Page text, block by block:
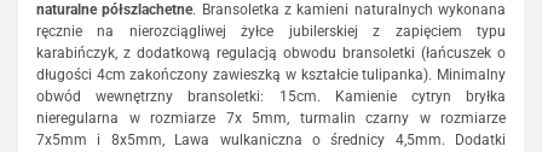
naturalne półszlachetne. Bransoletka z kamieni naturalnych wykonana
ręcznie na nierozciągliwej żyłce jubilerskiej z zapięciem typu
karabińczyk, z dodatkową regulacją obwodu bransoletki (łańcuszek o
długości 4cm zakończony zawieszką w kształcie tulipanka). Minimalny
obwód wewnętrzny bransoletki: 15cm. Kamienie cytryn bryłka
nieregularna w rozmiarze 7x 5mm, turmalin czarny w rozmiarze
7x5mm i 8x5mm, Lawa wulkaniczna o średnicy 4,5mm. Dodatki